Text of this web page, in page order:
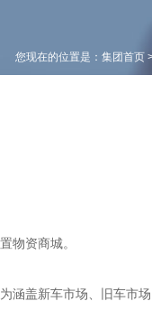
您现在的位置是： 集团首页
物资商城。
涵盖新车市场、旧车市